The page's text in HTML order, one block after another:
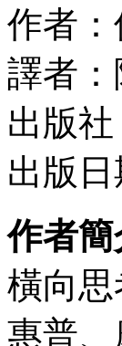
作者：
譯者
出版
出版日
作者
橫向
惠普